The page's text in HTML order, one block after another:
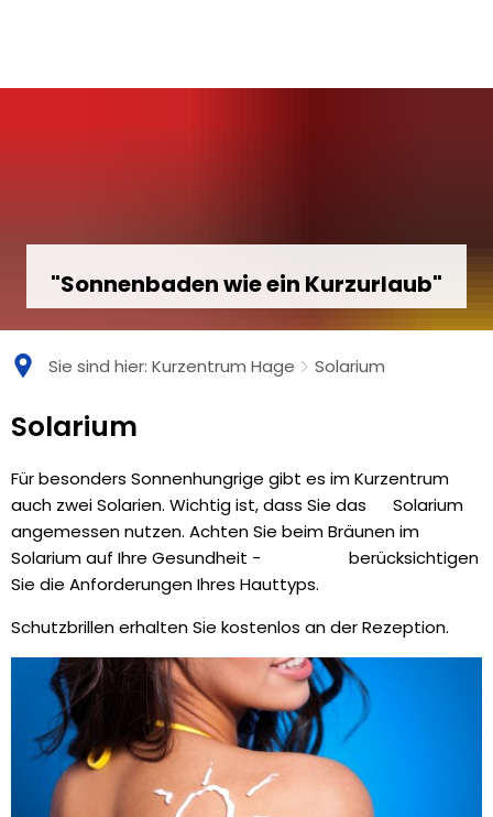
"Sonnenbaden wie ein Kurzurlaub"
Sie sind hier: Kurzentrum Hage Solarium
Solarium
Solarium
Für besonders Sonnenhungrige gibt es im Kurzentrum
auch zwei Solarien. Wichtig ist, dass Sie das Solarium
angemessen nutzen. Achten Sie beim Bräunen im
Solarium auf Ihre Gesundheit - berücksichtigen
Sie die Anforderungen Ihres Hauttyps.
Schutzbrillen erhalten Sie kostenlos an der Rezeption.